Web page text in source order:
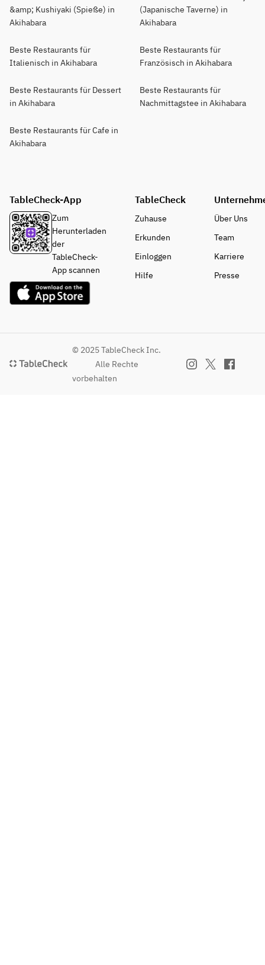
&amp; Kushiyaki (Spieße) in
Akihabara
(Japanische Taverne) in
Akihabara
Beste Restaurants für
Italienisch in Akihabara
Beste Restaurants für
Französisch in Akihabara
Beste Restaurants für Dessert
in Akihabara
Beste Restaurants für
Nachmittagstee in Akihabara
Beste Restaurants für Cafe in
Akihabara
TableCheck-App
Zum
Herunterladen
der
TableCheck-
App scannen
TableCheck
Zuhause
Erkunden
Einloggen
Hilfe
Über Uns
Team
Karriere
Presse
© 2025 TableCheck Inc.
Alle Rechte
vorbehalten